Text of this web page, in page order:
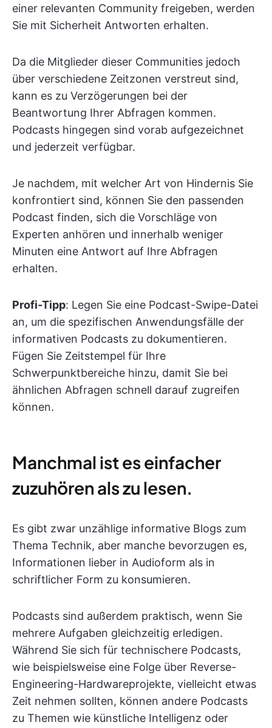
einer relevanten Community freigeben, werden
Sie mit Sicherheit Antworten erhalten.
Da die Mitglieder dieser Communities jedoch
über verschiedene Zeitzonen verstreut sind,
kann es zu Verzögerungen bei der
Beantwortung Ihrer Abfragen kommen.
Podcasts hingegen sind vorab aufgezeichnet
und jederzeit verfügbar.
Je nachdem, mit welcher Art von Hindernis Sie
konfrontiert sind, können Sie den passenden
Podcast finden, sich die Vorschläge von
Experten anhören und innerhalb weniger
Minuten eine Antwort auf Ihre Abfragen
erhalten.
Profi-Tipp: Legen Sie eine Podcast-Swipe-Datei
an, um die spezifischen Anwendungsfälle der
informativen Podcasts zu dokumentieren.
Fügen Sie Zeitstempel für Ihre
Schwerpunktbereiche hinzu, damit Sie bei
ähnlichen Abfragen schnell darauf zugreifen
können.
Manchmal ist es einfacher
zuzuhören als zu lesen.
Es gibt zwar unzählige informative Blogs zum
Thema Technik, aber manche bevorzugen es,
Informationen lieber in Audioform als in
schriftlicher Form zu konsumieren.
Podcasts sind außerdem praktisch, wenn Sie
mehrere Aufgaben gleichzeitig erledigen.
Während Sie sich für technischere Podcasts,
wie beispielsweise eine Folge über Reverse-
Engineering-Hardwareprojekte, vielleicht etwas
Zeit nehmen sollten, können andere Podcasts
zu Themen wie künstliche Intelligenz oder